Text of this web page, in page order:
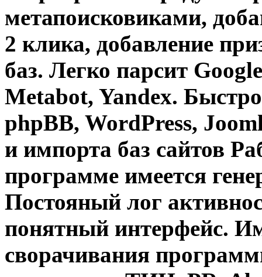
метапоисковиками,
2 клика, добавление
баз. Легко парсит
Metabot, Yandex.
phpBB, WordPress,
и импорта баз сайтов
программе имеется
Постояный лог
понятный интерфейс.
сворачивания